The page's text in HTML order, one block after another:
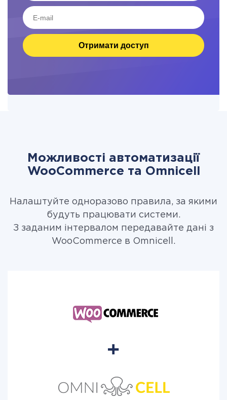
Отримати доступ
Можливості автоматизації
WooCommerce та Omnicell
Налаштуйте одноразово правила, за якими
будуть працювати системи.
З заданим інтервалом передавайте дані з
WooCommerce в Omnicell.